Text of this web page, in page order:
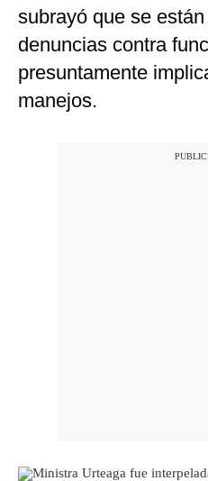
subrayó que se
denuncias contra
presuntamente
manejos.